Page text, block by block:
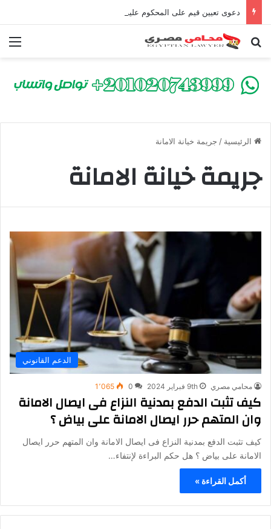
بحث عن
الرئيسية / جريمة خيانة الامانة
جريمة خيانة الامانة
الدعم القانوني
محامي مصري 9th فبراير 2024 0 1٬065
كيف تثبت الدفع بمدنية النزاع فى ايصال الامانة
وان المتهم حرر ايصال الامانة على بياض ؟
كيف تثبت الدفع بمدنية النزاع فى ايصال الامانة وان المتهم حرر ايصال
الامانة على بياض ؟ هل حكم البراءة لإنتفاء…
أكمل القراءة »